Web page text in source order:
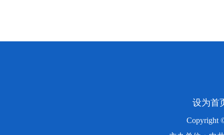
设为首
Copyright